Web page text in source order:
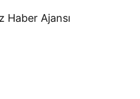
Haber Ajansı